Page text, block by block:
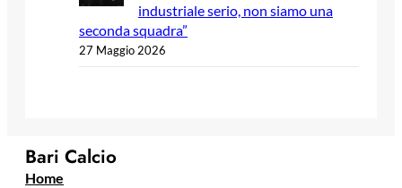
industriale serio, non siamo una
seconda squadra”
27 Maggio 2026
Bari Calcio
Home